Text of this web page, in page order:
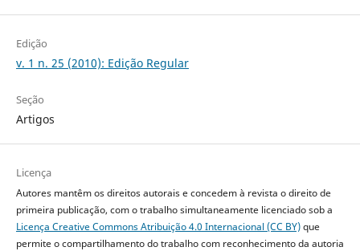
Edição
v. 1 n. 25 (2010): Edição Regular
Seção
Artigos
Licença
Autores mantêm os direitos autorais e concedem à revista o direito de
primeira publicação, com o trabalho simultaneamente licenciado sob a
Licença Creative Commons Atribuição 4.0 Internacional (CC BY)que
permite o compartilhamento do trabalho com reconhecimento da autoria